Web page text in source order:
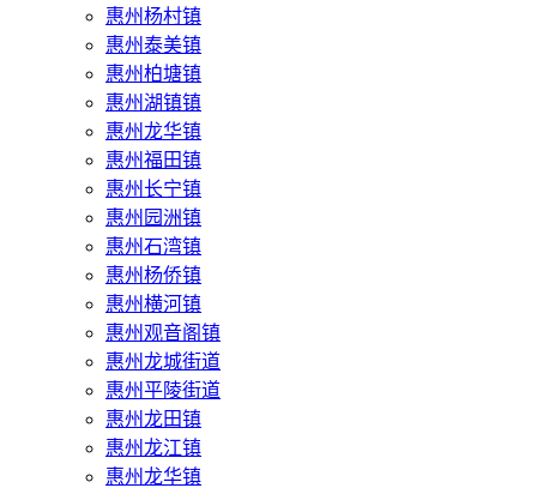
惠州杨村镇
惠州泰美镇
惠州柏塘镇
惠州湖镇镇
惠州龙华镇
惠州福田镇
惠州长宁镇
惠州园洲镇
惠州石湾镇
惠州杨侨镇
惠州横河镇
惠州观音阁镇
惠州龙城街道
惠州平陵街道
惠州龙田镇
惠州龙江镇
惠州龙华镇